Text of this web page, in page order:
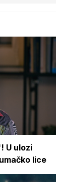
U ulozi
lice